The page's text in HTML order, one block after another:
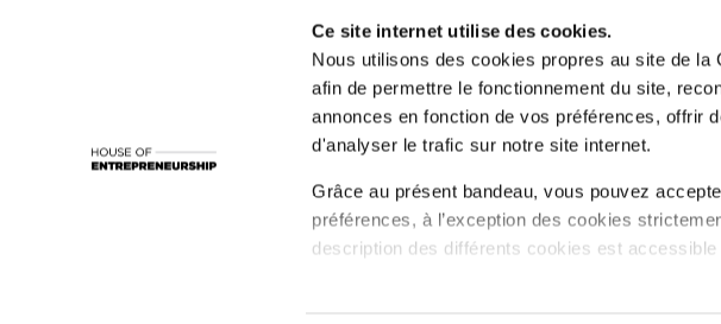
Ce site internet utilise des cookies.
Nous utilisons des cookies propres au site de
afin de permettre le fonctionnement du site,
annonces en fonction de vos préférences, offrir
d'analyser le trafic sur notre site internet.
Grâce au présent bandeau, vous pouvez
préférences, à l’exception des cookies
description des différents cookies est accessible
Je veux céder ou
entreprise
Je veux sécuriser mes
internationales
1535°, ADEM, Administration de l’Environnement, Administration de
LBAN, LBR, Luxinnovation, MC, nyuko, Paul Wurth InCub, SNCI,
Santé, Ministère de la Fonction publique et de la Réforme administrative ,